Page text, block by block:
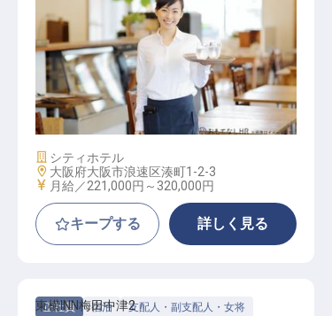
レストランサービススタッフ
施設業態
シティホテル
勤務地
大阪府大阪市浪速区湊町1-2-3
給与
月給／221,000円～ 320,000円
キープする 詳しく見る
正社員 宿泊 支配人・副支配人・女将
東横INN梅田中津2